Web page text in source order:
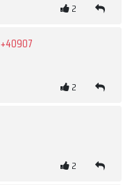
2
+40907
2
2